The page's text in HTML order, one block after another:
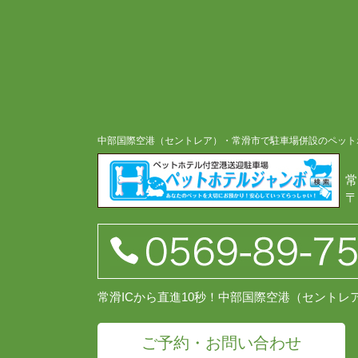
中部国際空港（セントレア）・常滑市で駐車場併設のペッ
常滑ICから直進10秒！中部国際空港（セントレ
ご予約・お問い合わせ